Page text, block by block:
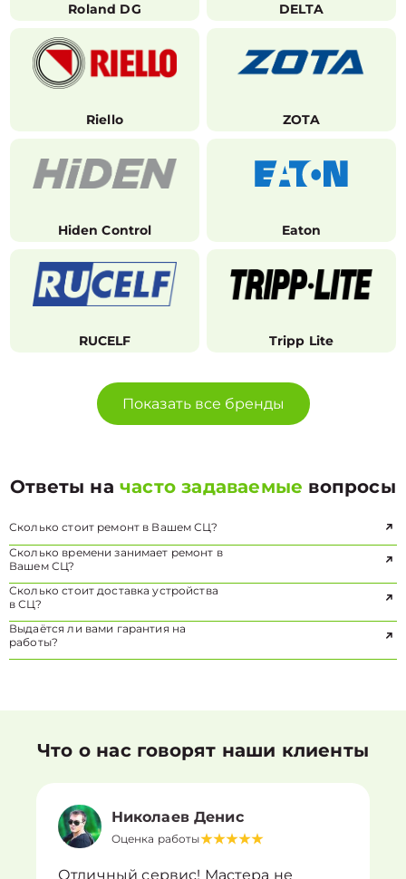
Roland DG DELTA
Riello ZOTA
Hiden Control Eaton
RUCELF Tripp Lite
Показать все бренды
Ответы начасто задаваемые вопросы
Сколько стоит ремонт в Вашем СЦ?
Сколько времени занимает ремонт в
Вашем СЦ?
Сколько стоит доставка устройства
в СЦ?
Выдаётся ли вами гарантия на
работы?
Что о нас говорят наши клиенты
Николаев Денис
Оценка работы
Отличный сервис! Мастера не